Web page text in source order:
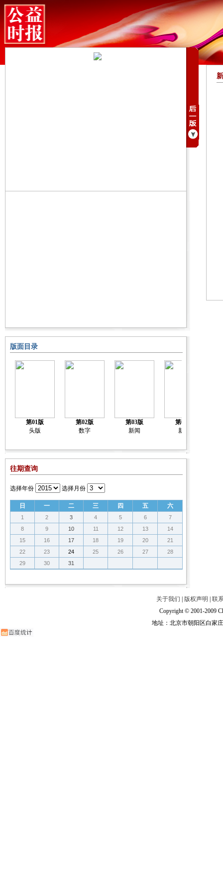
版面目录
第01版
头版
第02版
数字
第03版
新闻
第04版
新闻
往期查询
选择年份 选择月份
日 一 二 三 四 五 六
1 2 3 4 5 6
7
8
9 10 11 12 13
14
15
16 17 18 19 20
21
22
23 24 25 26 27
28
29
30 31
关于我们 版权声明
联
Copyright © 2001-2009
地址：北京市朝阳区白家